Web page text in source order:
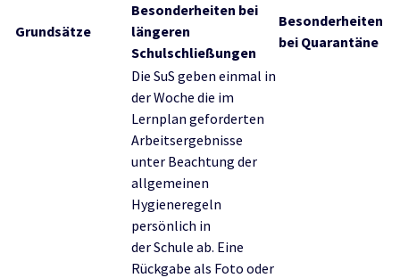
Grundsätze
Besonderheiten bei
längeren
Schulschließungen
Besonderheiten
bei Quarantäne
Die SuS geben einmal in
der Woche die im
Lernplan geforderten
Arbeitsergebnisse
unter Beachtung der
allgemeinen
Hygieneregeln
persönlich in
der Schule ab. Eine
Rückgabe als Foto oder